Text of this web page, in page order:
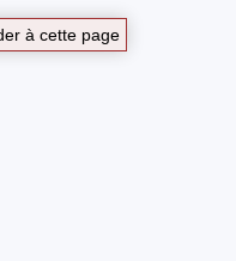
à cette page